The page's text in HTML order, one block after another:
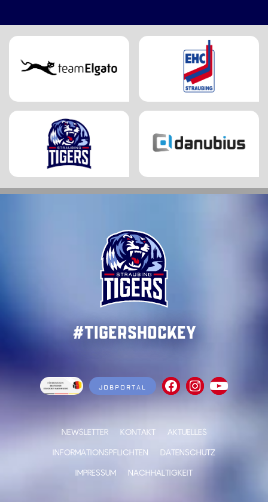
#TigersHockey
JOBPORTAL
NEWSLETTER KONTAKT
AKTUELLES
INFORMATIONSPFLICHTEN
DATENSCHUTZ
IMPRESSUM
NACHHALTIGKEIT